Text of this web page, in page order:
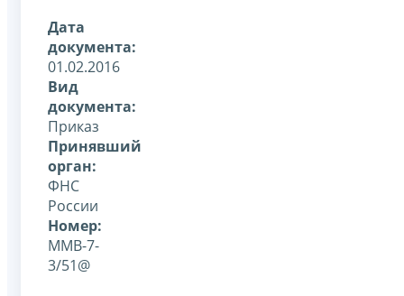
Дата
документа:
01.02.2016
Вид
документа:
Приказ
Принявший
орган:
ФНС
России
Номер:
ММВ-7-
3/51@